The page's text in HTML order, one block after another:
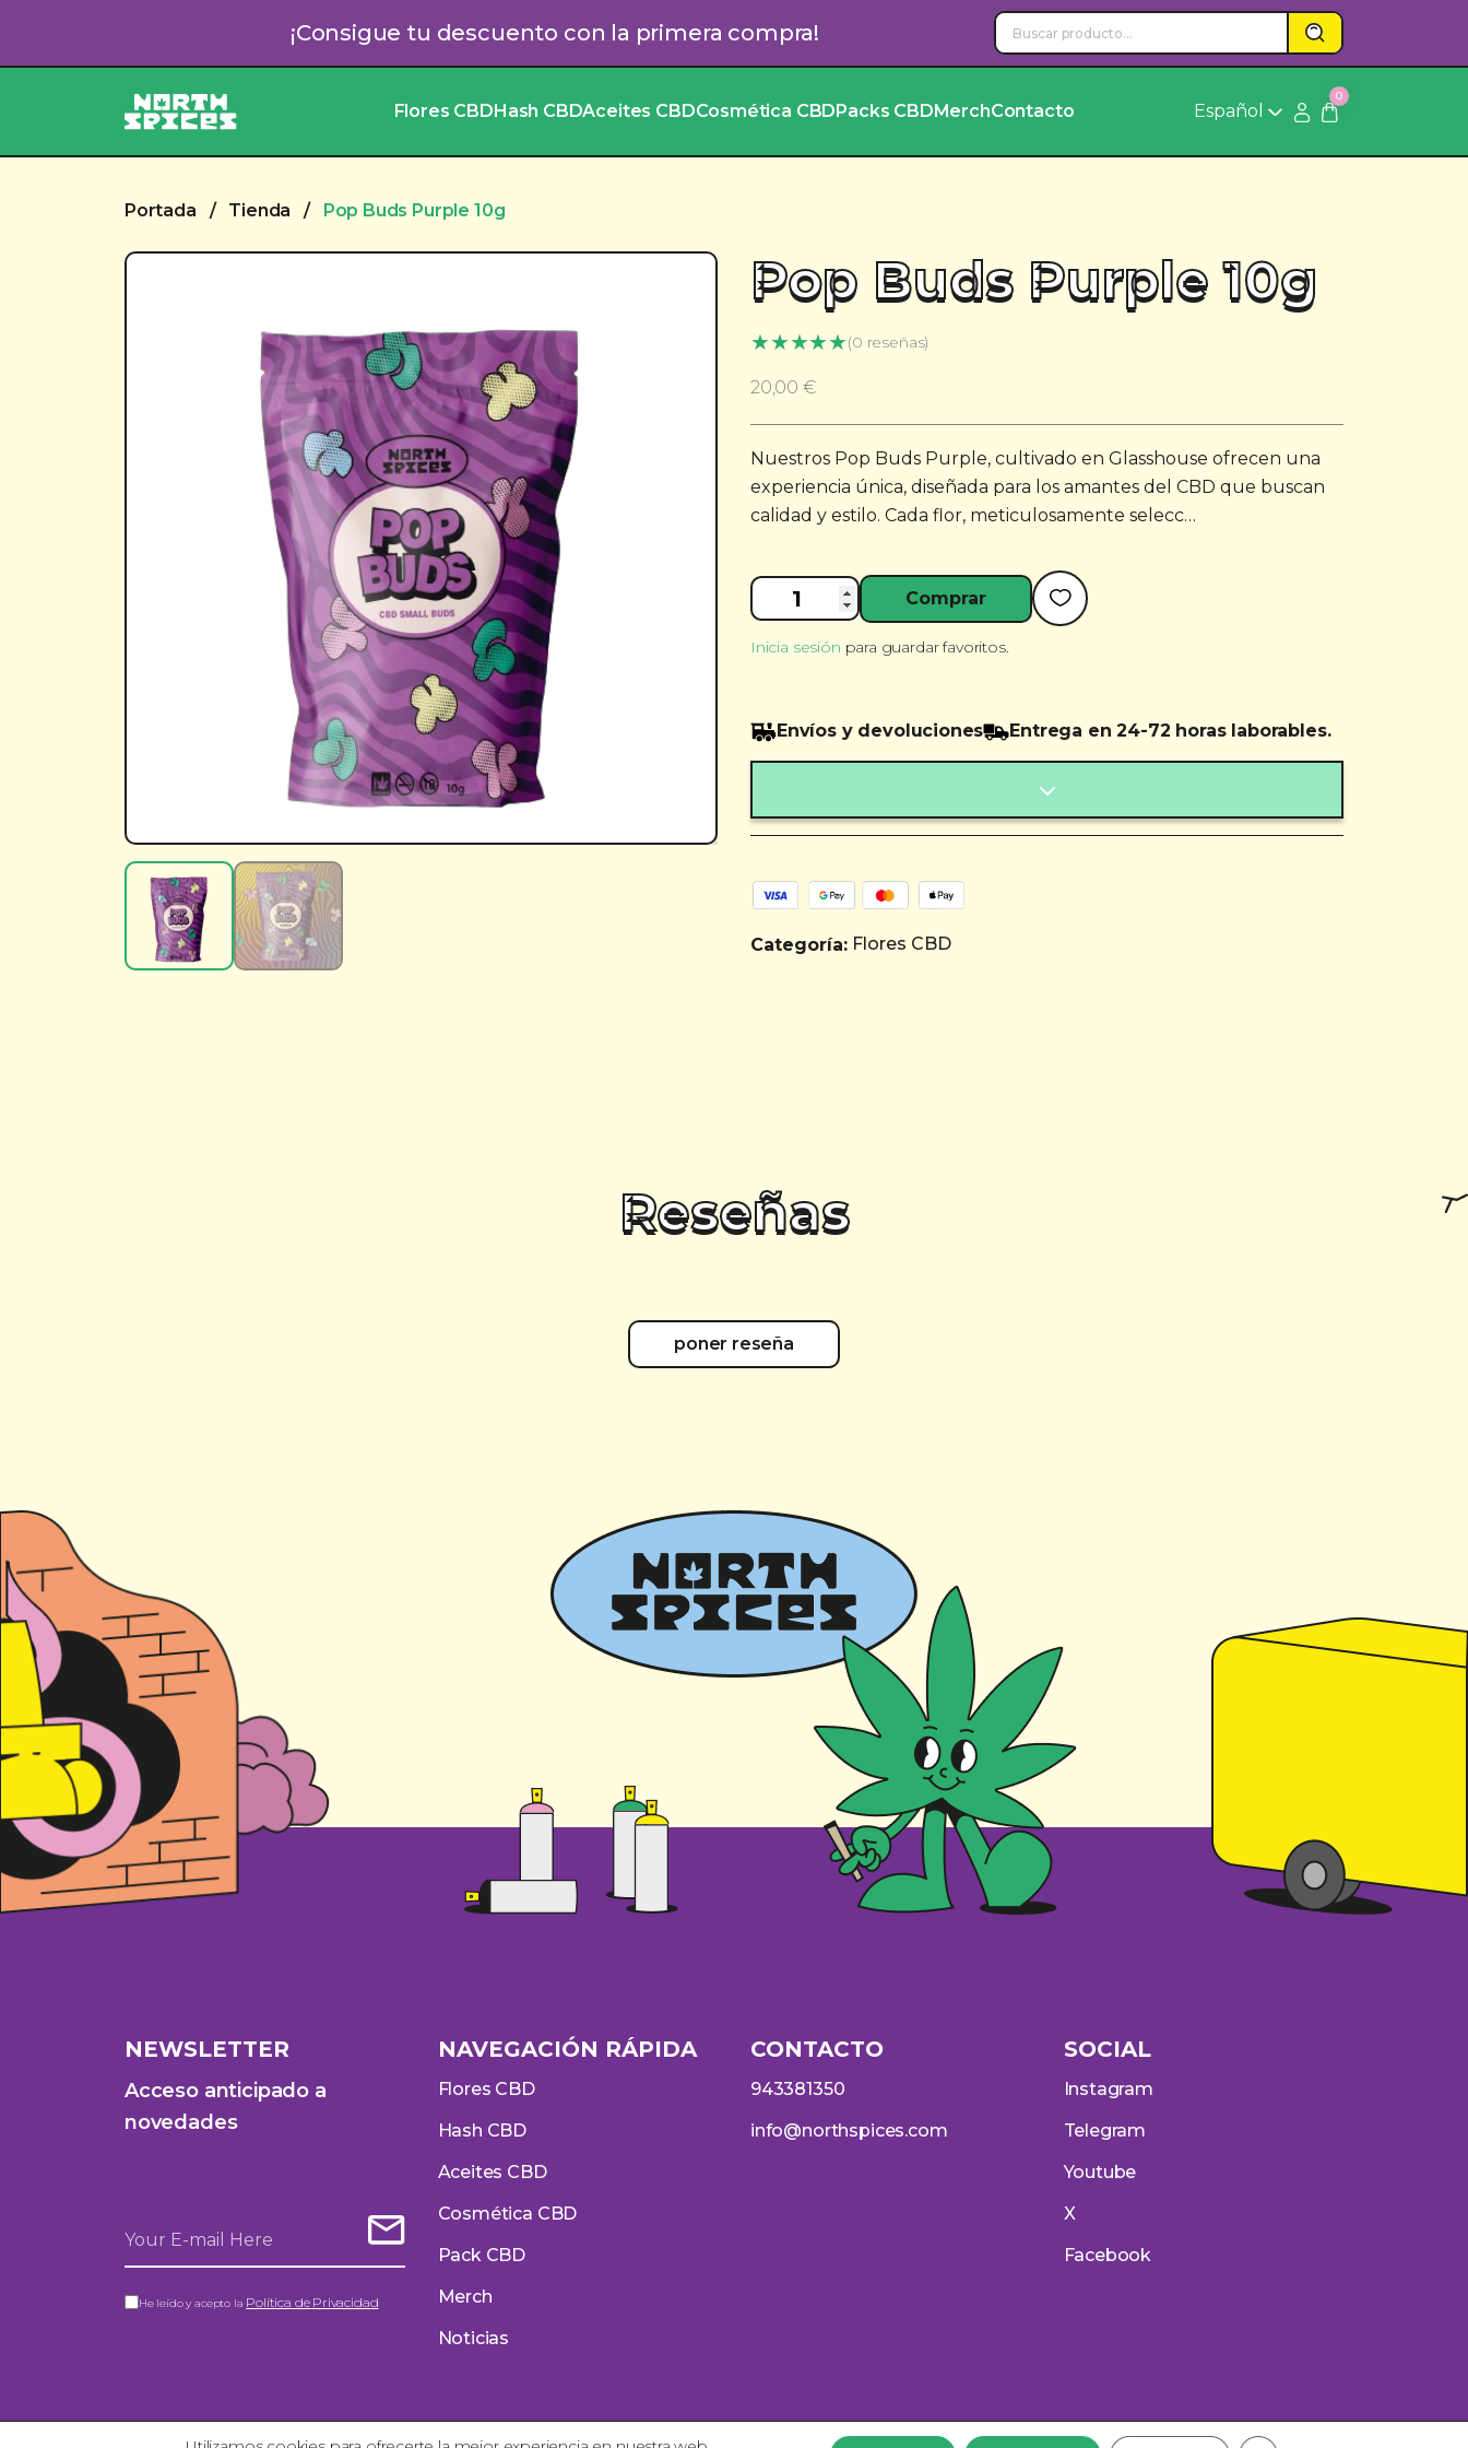
contenido
¡Consigue tu descuento con la primera compra!
Flores CBDHash CBDAceites CBDCosmética CBDPacks CBDMerchContacto Español
0
Portada / Tienda / Pop Buds Purple 10g
Pop Buds Purple 10g
★★★★★(0 reseñas)
20,00 €
Nuestros Pop Buds Purple, cultivado en Glasshouse ofrecen una
experiencia única, diseñada para los amantes del CBD que buscan
calidad y estilo. Cada flor, meticulosamente selecc…
Pop
Buds
Purple
Comprar
Inicia sesión para guardar favoritos.
Envíos y devoluciones Entrega en 24-72 horas laborables.
Categoría: Flores CBD
Reseñas
poner reseña
NEWSLETTER
Acceso anticipado a
novedades
He leído y acepto la Política de Privacidad
NAVEGACIÓN RÁPIDA
Flores CBD
Hash CBD
Aceites CBD
Cosmética CBD
Pack CBD
Merch
Noticias
CONTACTO
943381350
info@northspices.com
SOCIAL
Instagram
Telegram
Youtube
X
Facebook